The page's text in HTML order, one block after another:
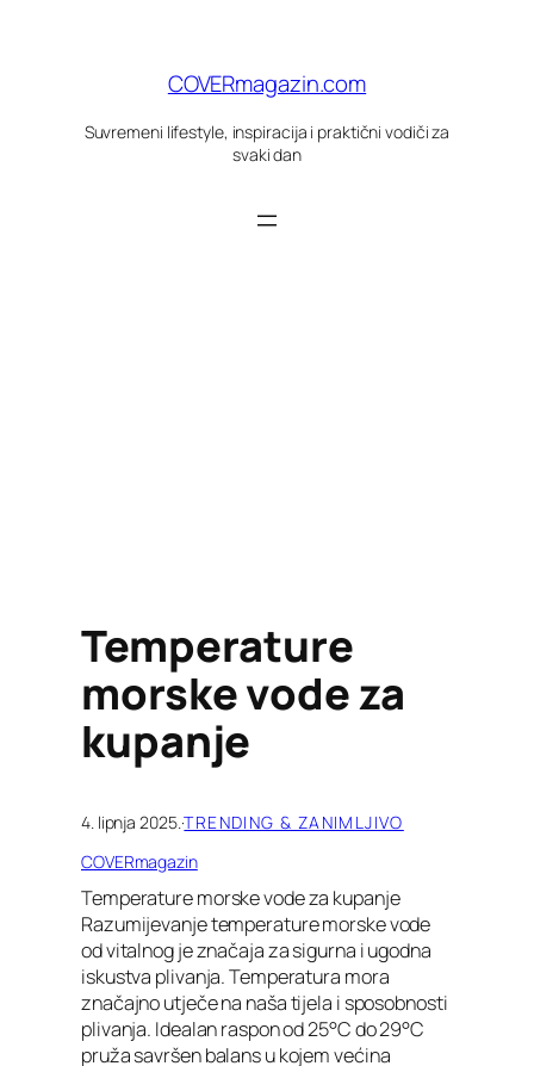
COVERmagazin.com
Suvremeni lifestyle, inspiracija i praktični vodiči za
svaki dan
Temperature
morske vode za
kupanje
4. lipnja 2025. ·TRENDING & ZANIMLJIVO
COVERmagazin
Temperature morske vode za kupanje
Razumijevanje temperature morske vode
od vitalnog je značaja za sigurna i ugodna
iskustva plivanja. Temperatura mora
značajno utječe na naša tijela i sposobnosti
plivanja. Idealan raspon od 25°C do 29°C
pruža savršen balans u kojem većina